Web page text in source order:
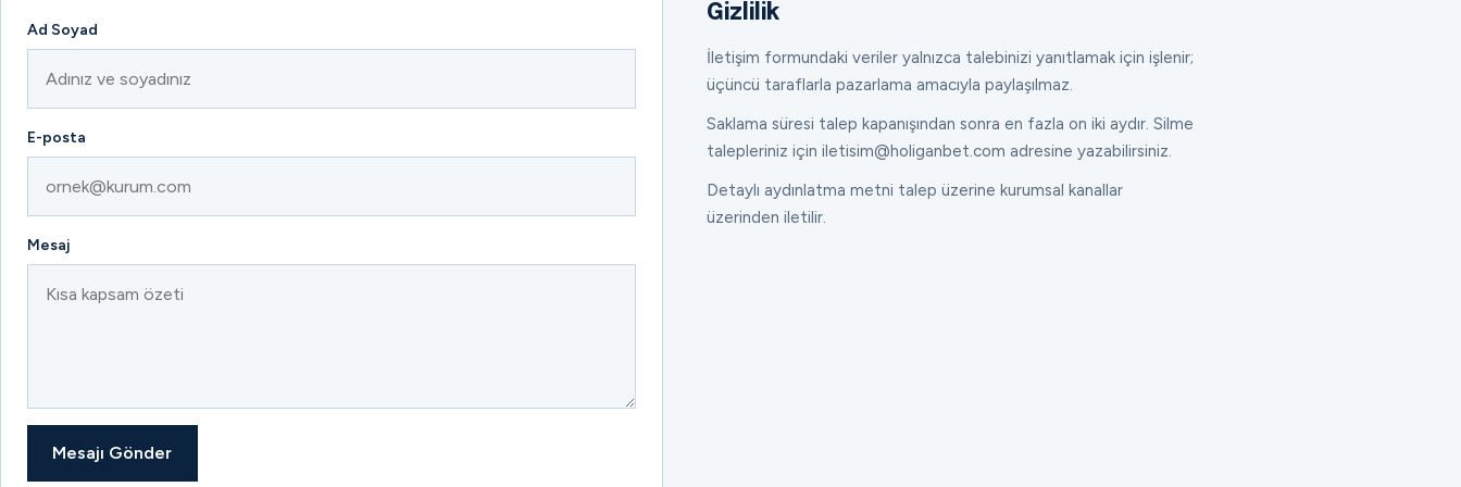
Ad Soyad
E-posta
Mesaj
Mesajı Gönder
Gizlilik
İletişim formundaki veriler yalnızca talebinizi yanıtlamak için işlenir;
üçüncü taraflarla pazarlama amacıyla paylaşılmaz.
Saklama süresi talep kapanışından sonra en fazla on iki aydır. Silme
talepleriniz için iletisim@holiganbet.com adresine yazabilirsiniz.
Detaylı aydınlatma metni talep üzerine kurumsal kanallar
üzerinden iletilir.